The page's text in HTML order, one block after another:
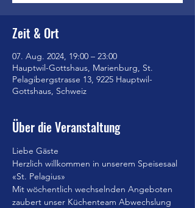
Zeit & Ort
07. Aug. 2024, 19:00 – 23:00
Hauptwil-Gottshaus, Marienburg, St.
Pelagibergstrasse 13, 9225 Hauptwil-
Gottshaus, Schweiz
Über die Veranstaltung
Liebe Gäste
Herzlich willkommen in unserem Speisesaal
«St. Pelagius»
Mit wöchentlich wechselnden Angeboten
zaubert unser Küchenteam Abwechslung